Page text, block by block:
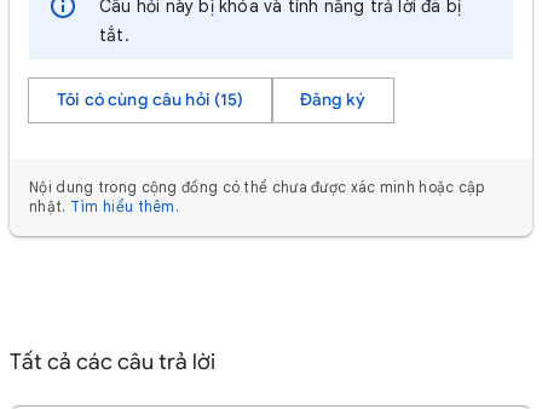
Câu hỏi này bị khóa và tính năng trả lời đã bị
tắt.
Tôi có cùng câu hỏi (15) Đăng ký
Nội dung trong cộng đồng có thể chưa được xác minh hoặc cập
nhật. Tìm hiểu thêm .
Tất cả các câu trả lời